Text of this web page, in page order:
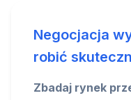
Negocjacja
robić
Zbadaj rynek